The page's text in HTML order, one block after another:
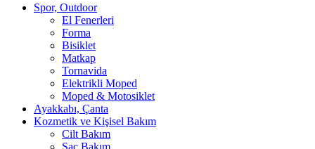
Spor, Outdoor
El Fenerleri
Forma
Bisiklet
Matkap
Tornavida
Elektrikli Moped
Moped & Motosiklet
Ayakkabı, Çanta
Kozmetik ve Kişisel Bakım
Cilt Bakım
Saç Bakım